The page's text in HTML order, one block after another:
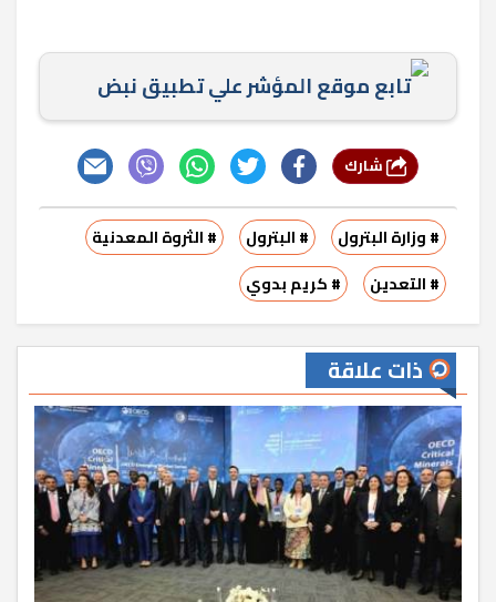
تابع موقع المؤشر علي تطبيق نبض
# وزارة البترول # البترول
# الثروة المعدنية
# التعدين
# كريم بدوي
ذات علاقة